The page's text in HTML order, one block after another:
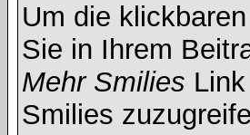
Um die
Sie in Ihrem
Mehr Smilies
Smilies